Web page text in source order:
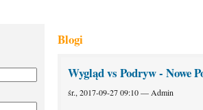
Blogi
Wygląd vs Podryw - Nowe
śr., 2017-09-27 09:10 — Admin